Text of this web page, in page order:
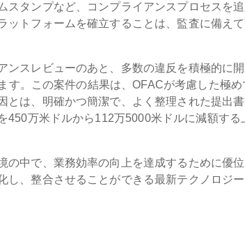
スタンプなど、コンプライアンスプロセスを
ットフォームを確立することは、監査に備え
ンスレビューのあと、多数の違反を積極的に
す。この案件の結果は、OFACが考慮した極め
とは、明確かつ簡潔で、よく整理された提出
450万米ドルから112万5000米ドルに減額する
の中で、業務効率の向上を達成するために優
し、整合させることができる最新テクノロジ